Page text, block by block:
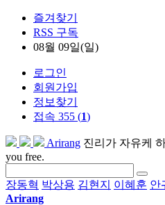
즐겨찾기
RSS 구독
08월 09일(일)
로그인
회원가입
정보찾기
접속 355 (1)
Arirang 진리가 자유케
you free.
장동혁 박상용 김현지 이혜훈 안
Arirang